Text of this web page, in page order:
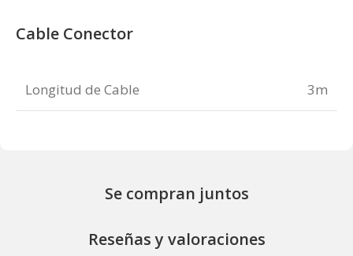
Cable Conector
Longitud de Cable 3m
Se compran juntos
Reseñas y valoraciones